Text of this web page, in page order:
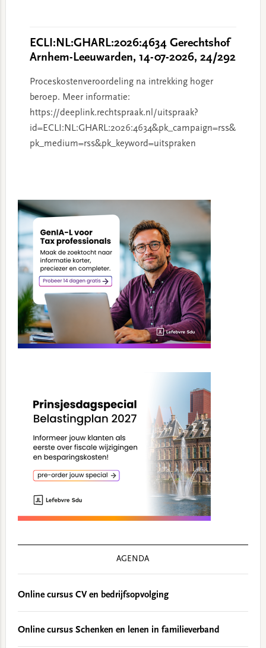
ECLI:NL:GHARL:2026:4634 Gerechtshof
Arnhem-Leeuwarden, 14-07-2026, 24/292
Proceskostenveroordeling na intrekking hoger
beroep. Meer informatie:
https://deeplink.rechtspraak.nl/uitspraak?
id=ECLI:NL:GHARL:2026:4634&pk_campaign=rss&
pk_medium=rss&pk_keyword=uitspraken
Sidebar
AGENDA
Online cursus CV en bedrijfsopvolging
Online cursus Schenken en lenen in familieverband